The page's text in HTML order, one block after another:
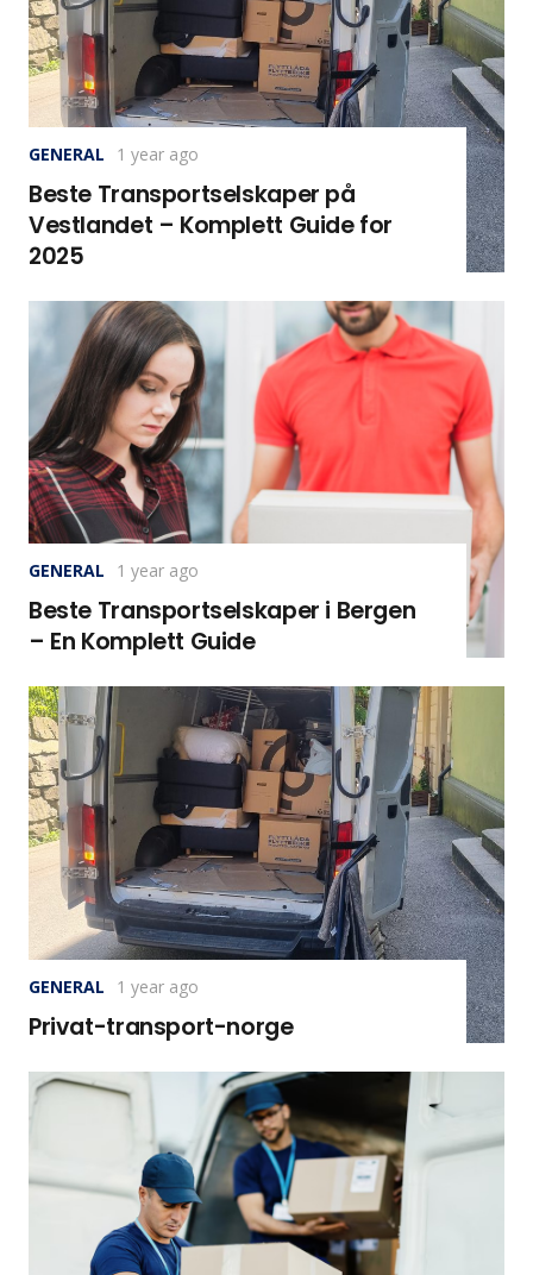
GENERAL 1 year ago
Beste Transportselskaper på
Vestlandet – Komplett Guide for
2025
GENERAL 1 year ago
Beste Transportselskaper i Bergen
– En Komplett Guide
GENERAL 1 year ago
Privat-transport-norge